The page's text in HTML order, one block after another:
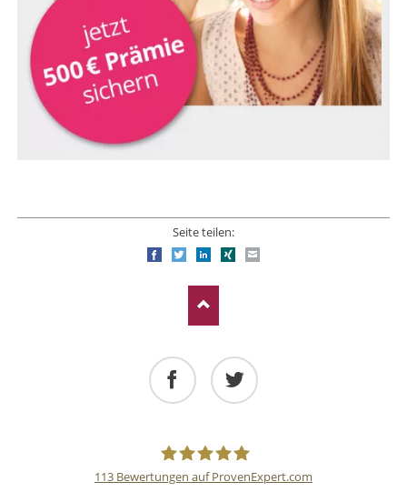
Seite teilen:
FacebookTwitterLinkedIn
Xing
113 Bewertungen auf ProvenExpert.com